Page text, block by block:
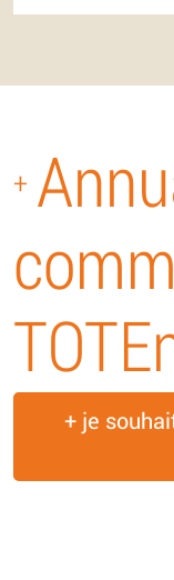
+
+ je